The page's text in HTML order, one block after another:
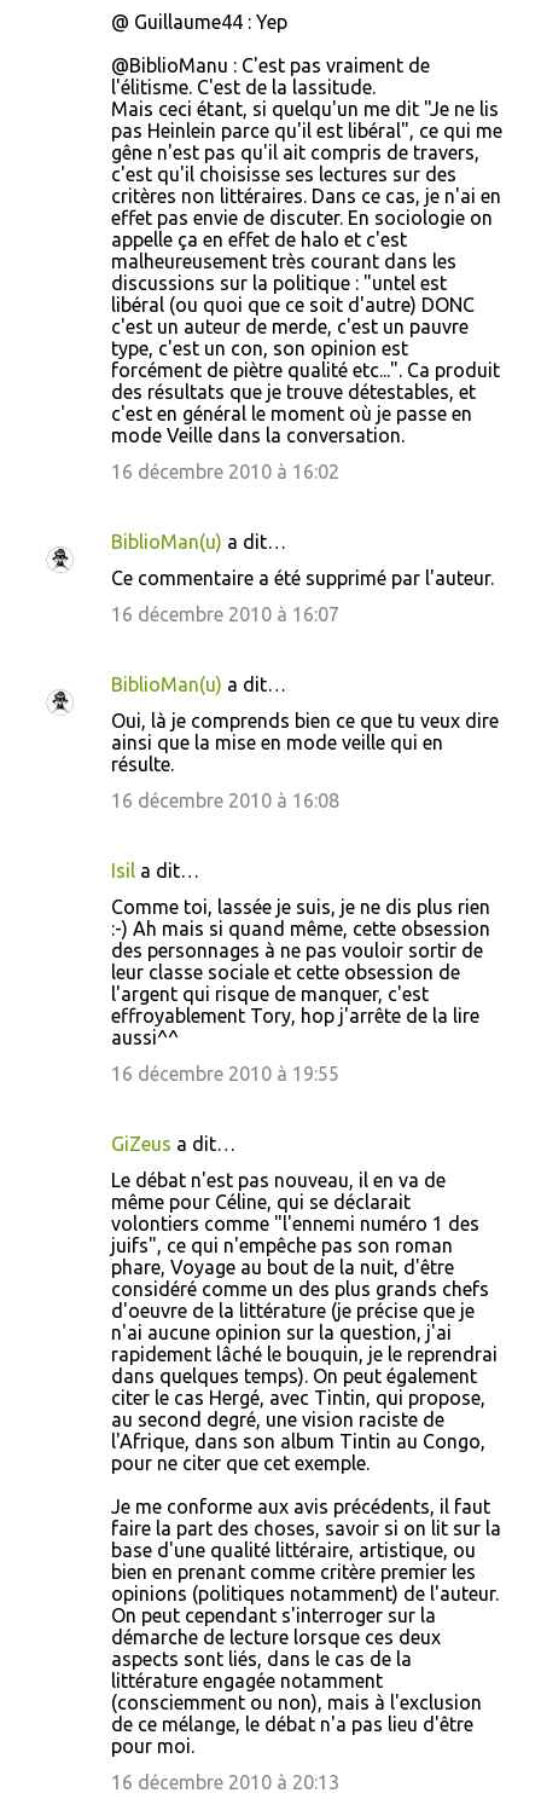
@ Guillaume44 : Yep
@BiblioManu : C'est pas vraiment de
l'élitisme. C'est de la lassitude.
Mais ceci étant, si quelqu'un me dit "Je ne lis
pas Heinlein parce qu'il est libéral", ce qui me
gêne n'est pas qu'il ait compris de travers,
c'est qu'il choisisse ses lectures sur des
critères non littéraires. Dans ce cas, je n'ai en
effet pas envie de discuter. En sociologie on
appelle ça en effet de halo et c'est
malheureusement très courant dans les
discussions sur la politique : "untel est
libéral (ou quoi que ce soit d'autre) DONC
c'est un auteur de merde, c'est un pauvre
type, c'est un con, son opinion est
forcément de piètre qualité etc...". Ca produit
des résultats que je trouve détestables, et
c'est en général le moment où je passe en
mode Veille dans la conversation.
16 décembre 2010 à 16:02
BiblioMan(u) a dit…
Ce commentaire a été supprimé par l'auteur.
16 décembre 2010 à 16:07
BiblioMan(u) a dit…
Oui, là je comprends bien ce que tu veux dire
ainsi que la mise en mode veille qui en
résulte.
16 décembre 2010 à 16:08
Isil a dit…
Comme toi, lassée je suis, je ne dis plus rien
:-) Ah mais si quand même, cette obsession
des personnages à ne pas vouloir sortir de
leur classe sociale et cette obsession de
l'argent qui risque de manquer, c'est
effroyablement Tory, hop j'arrête de la lire
aussi^^
16 décembre 2010 à 19:55
GiZeus a dit…
Le débat n'est pas nouveau, il en va de
même pour Céline, qui se déclarait
volontiers comme "l'ennemi numéro 1 des
juifs", ce qui n'empêche pas son roman
phare, Voyage au bout de la nuit, d'être
considéré comme un des plus grands chefs
d'oeuvre de la littérature (je précise que je
n'ai aucune opinion sur la question, j'ai
rapidement lâché le bouquin, je le reprendrai
dans quelques temps). On peut également
citer le cas Hergé, avec Tintin, qui propose,
au second degré, une vision raciste de
l'Afrique, dans son album Tintin au Congo,
pour ne citer que cet exemple.
Je me conforme aux avis précédents, il faut
faire la part des choses, savoir si on lit sur la
base d'une qualité littéraire, artistique, ou
bien en prenant comme critère premier les
opinions (politiques notamment) de l'auteur.
On peut cependant s'interroger sur la
démarche de lecture lorsque ces deux
aspects sont liés, dans le cas de la
littérature engagée notamment
(consciemment ou non), mais à l'exclusion
de ce mélange, le débat n'a pas lieu d'être
pour moi.
16 décembre 2010 à 20:13